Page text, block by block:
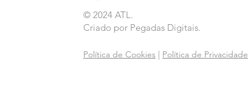
© 2024 ATL.
Criado por Pegadas Digitais.
Política de Cookies Política de Privacidade